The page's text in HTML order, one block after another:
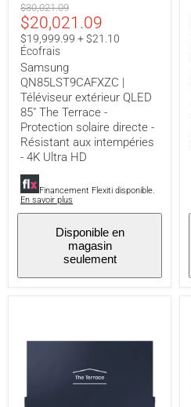
extérieur
QLED
85"
The
Terrace
Protection
solaire
directe
Résistant
aux
intempéries
4K
Ultra
Prix
original
$30,021.09
Prix
actuel
$20,021.09
$19,999.99 + $21.10
Écofrais
Samsung
QN85LST9CAFXZC |
Téléviseur extérieur QLED
85" The Terrace -
Protection solaire directe -
Résistant aux intempéries
- 4K Ultra HD
Financement Flexiti disponible.
En savoir plus
Disponible en
magasin
seulement